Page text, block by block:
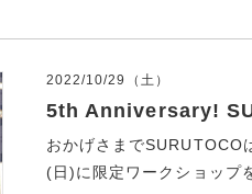
2022/10/29（土）
5th Anniversary!
おかげさまでSURUTOCO
(日)に限定ワークショップ